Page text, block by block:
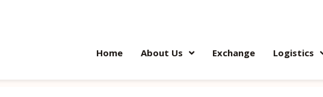
Home About Us Exchange Logistics